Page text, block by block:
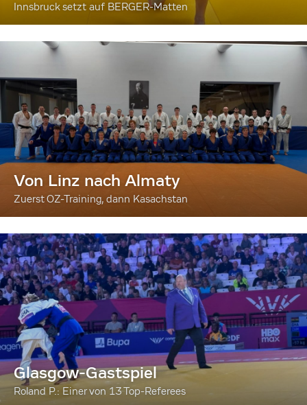
Innsbruck setzt auf BERGER-Matten
Von Linz nach Almaty
Zuerst OZ-Training, dann Kasachstan
Glasgow-Gastspiel
Roland P.: Einer von 13 Top-Referees